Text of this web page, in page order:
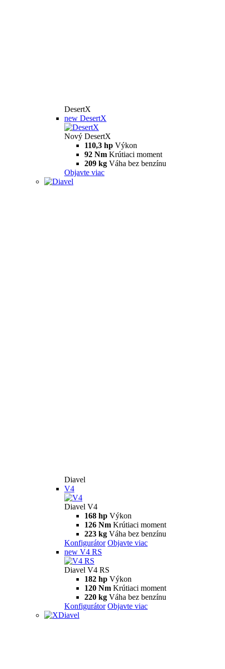
DesertX
new DesertX
Nový DesertX
110,3 hp Výkon
92 Nm Krútiaci moment
209 kg Váha bez benzínu
Objavte viac
Diavel
V4
Diavel V4
168 hp Výkon
126 Nm Krútiaci moment
223 kg Váha bez benzínu
Konfigurátor Objavte viac
new V4 RS
Diavel V4 RS
182 hp Výkon
120 Nm Krútiaci moment
220 kg Váha bez benzínu
Konfigurátor Objavte viac